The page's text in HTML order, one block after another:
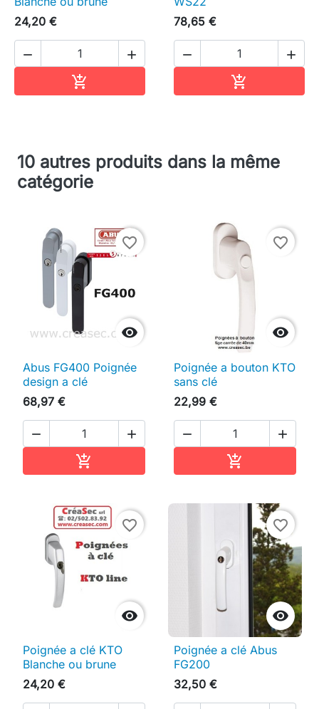
24,20 €
 

78,65 €
 

10 autres produits dans la même
catégorie

favorite_border
Abus FG400 Poignée
design a clé
68,97 €
 


favorite_border
Poignée a bouton KTO
sans clé
22,99 €
 


favorite_border
Poignée a clé KTO
Blanche ou brune
24,20 €

favorite_border
Poignée a clé Abus
FG200
32,50 €